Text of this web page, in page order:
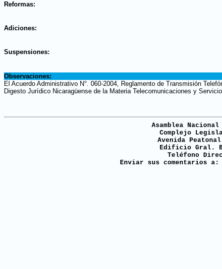
Reformas:
Adiciones:
Suspensiones:
Observaciones:
El Acuerdo Administrativo N°. 060-2004, Reglamento de Transmisión
Digesto Jurídico Nicaragüense de la Materia Telecomunicaciones y
Asamblea
Complejo
Avenida
Edificio Gral.
Teléfono
Enviar sus comentarios